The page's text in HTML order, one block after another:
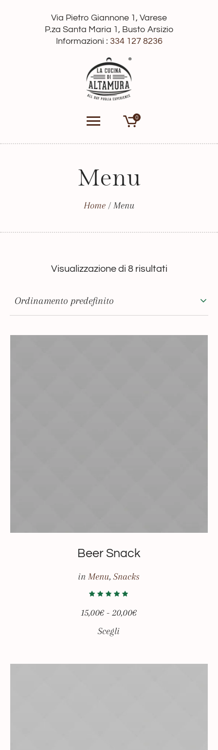
Via Pietro Giannone 1, Varese
P.za Santa Maria 1, Busto Arsizio
Informazioni : 334 127 8236
0
Menu
Home / Menu
Visualizzazione di 8 risultati
Beer Snack
inMenu,Snacks
15,00€ - 20,00€
Scegli